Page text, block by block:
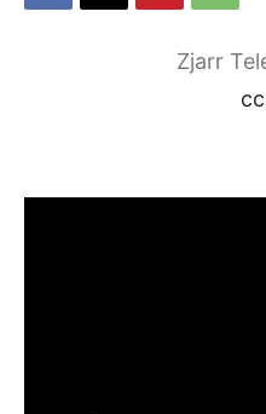
Zjarr